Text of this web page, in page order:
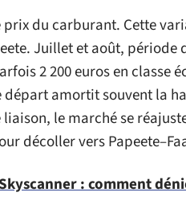
prix du carburant. Cette
Juillet et août,
2 200 euros en classe
amortit souvent la
le marché se
décoller vers
: comment